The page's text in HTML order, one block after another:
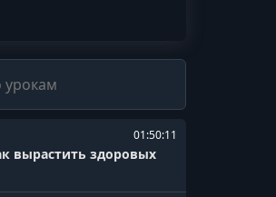
01:50:11
вырастить здоровых